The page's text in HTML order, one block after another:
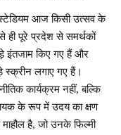
आज किसी उत्सव के
पूरे प्रदेश से समर्थकों
इंतजाम किए गए हैं और
लगाए गए हैं।
कार्यक्रम नहीं, बल्कि
के रूप में उदय का क्षण
है, जो उनके फिल्मी